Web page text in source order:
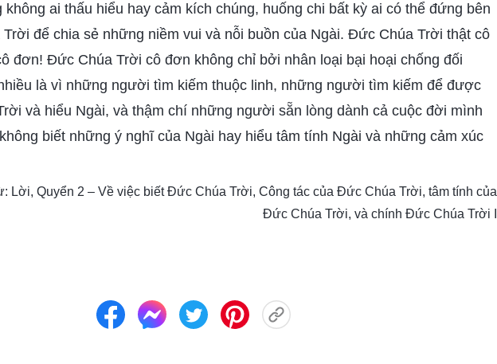
không ai thấu hiểu hay cảm kích chúng, huống chi bất kỳ ai có thể đứng bên
để chia sẻ những niềm vui và nỗi buồn của Ngài. Đức Chúa Trời thật cô
đơn! Đức Chúa Trời cô đơn không chỉ bởi nhân loại bại hoại chống đối
là vì những người tìm kiếm thuộc linh, những người tìm kiếm để được
và hiểu Ngài, và thậm chí những người sẵn lòng dành cả cuộc đời mình
biết những ý nghĩ của Ngài hay hiểu tâm tính Ngài và những cảm xúc
Lời, Quyển 2 – Về việc biết Đức Chúa Trời, Công tác của Đức Chúa Trời, tâm tính của
Đức Chúa Trời, và chính Đức Chúa Trời I